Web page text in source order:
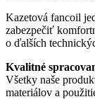
Kazetová fancoil
zabezpečiť
o ďalších
Kvalitné
Všetky naše
materiálov a